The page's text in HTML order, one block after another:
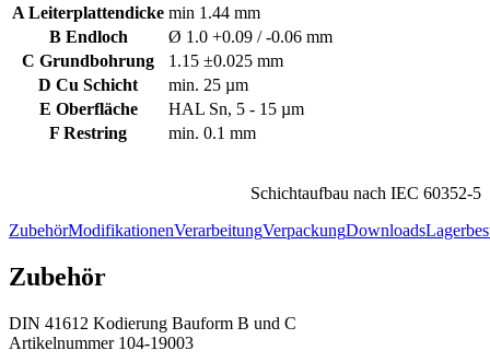
A Leiterplattendicke min 1.44 mm
B Endloch
Ø 1.0 +0.09 / -0.06 mm
C Grundbohrung
1.15 ±0.025 mm
D Cu Schicht
min. 25 µm
E Oberfläche
HAL Sn, 5 - 15 µm
F Restring
min. 0.1 mm
Schichtaufbau nach IEC 60352-5
ZubehörModifikationenVerarbeitungVerpackungDownloads
Zubehör
DIN 41612 Kodierung Bauform B und C
Artikelnummer 104-19003